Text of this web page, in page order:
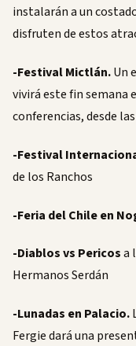
instalarán a un
disfruten de estos
-Festival Mictlán.Un
vivirá este fin semana
conferencias, desde
-Festival
de los Ranchos
-Feria del Chile en
-Diablos vs Pericosa
Hermanos Serdán
-Lunadas en Palacio.
Fergie dará una